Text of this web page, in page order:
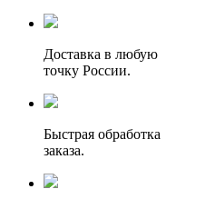
Доставка в любую
точку России.
Быстрая обработка
заказа.